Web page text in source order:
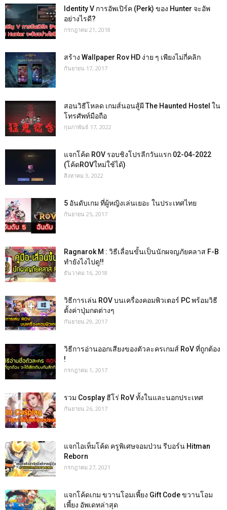
Identity V การอัพเปิร์ค (Perk) ของ Hunter จะอัพ
อย่างไรดี?
กรกฎาคม 21, 2018
สร้าง Wallpaper Rov HD ง่าย ๆ เพียงไม่กี่คลิก
กันยายน 17, 2017
สอนวิธีโหลด เกมส์นอนสู้ผี The Haunted Hostel ใน
โทรศัพท์มือถือ
กุมภาพันธ์ 17, 2022
แจกโค้ด ROV รอบชิงโปรลีกวันแรก 02-04-2022
(โค้ดROVใหม่ใช้ได้)
สิงหาคม 3, 2022
5 อันดับเกม ที่ผู้หญิงเล่นเยอะ ในประเทศไทย
กันยายน 25, 2017
Ragnarok M : วิธีเลื่อนขั้นเป็นนักผจญภัยคลาส F-B
ทำยังไงไปดู!!
ธันวาคม 16, 2018
วิธีการเล่น ROV บนเครื่องคอมพิวเตอร์ PC พร้อมวิธี
ตั้งค่าปุ่มกดต่างๆ
กันยายน 29, 2017
วิธีการอ่านออกเสียงของตัวละครเกมส์ RoV ที่ถูกต้อง
!
กรกฎาคม 1, 2017
รวม Cosplay ฮีโร่ RoV ทั้งในและนอกประเทศ
กันยายน 26, 2017
แจกไอเท็มโค้ด ครูพิเศษจอมป่วน รีบอร์น Hitman
Reborn
กรกฎาคม 27, 2021
แจกโค้ดเกม ขวานโอมเพี้ยง Gift Code ขวานโอม
เพี้ยง อัพเดทล่าสุด